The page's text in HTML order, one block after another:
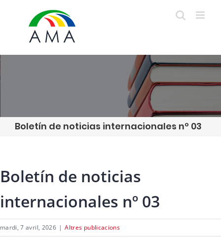
content
Boletín de noticias internacionales nº 03
Boletín de noticias
internacionales nº 03
mardi, 7 avril, 2026 | Altres publicacions